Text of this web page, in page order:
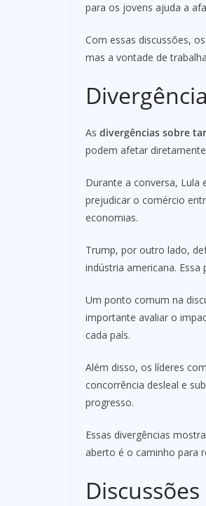
para os jovens ajuda a
Com essas discussões,
mas a vontade de
As divergências sobre
podem afetar
Durante a conversa, Lula
prejudicar o comércio
economias.
Trump, por outro lado,
indústria americana.
Um ponto comum na
importante avaliar o
cada país.
Além disso, os líderes
concorrência desleal e
progresso.
Essas divergências
aberto é o caminho para